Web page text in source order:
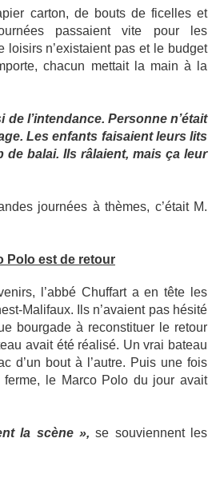
carton, de bouts de ficelles et
passaient vite pour les
loisirs n’existaient pas et le budget
chacun mettait la main à la
de l’intendance. Personne n’était
Les enfants faisaient leurs lits
de balai. Ils râlaient, mais ça leur
journées à thèmes, c’était M.
Polo est de retour
l’abbé Chuffart a en tête les
Malifaux. Ils n’avaient pas hésité
bourgade à reconstituer le retour
avait été réalisé. Un vrai bateau
d’un bout à l’autre. Puis une fois
le Marco Polo du jour avait
la scène », se souviennent les